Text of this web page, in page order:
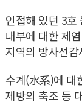
인접해 있던 3호
내부에 대한 제
지역의 방사선
수계(水系)에 대
제방의 축조 등